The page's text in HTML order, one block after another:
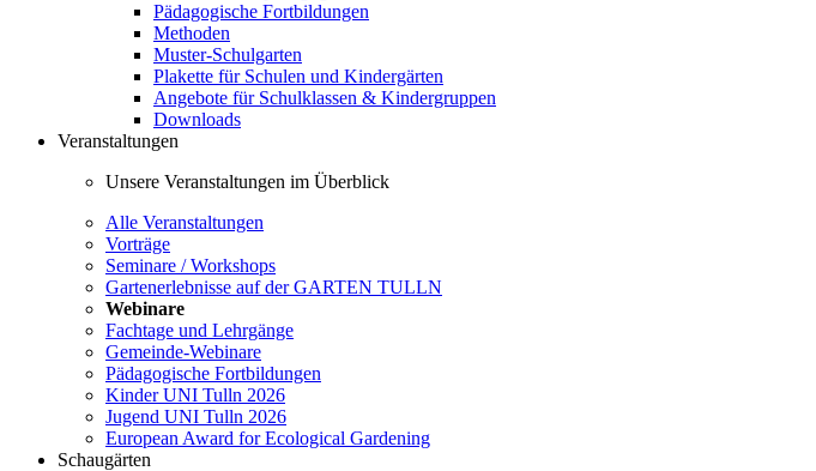
Pädagogische Fortbildungen
Methoden
Muster-Schulgarten
Plakette für Schulen und Kindergärten
Angebote für Schulklassen & Kindergruppen
Downloads
Veranstaltungen
Unsere Veranstaltungen im Überblick
Alle Veranstaltungen
Vorträge
Seminare / Workshops
Gartenerlebnisse auf der GARTEN TULLN
Webinare
Fachtage und Lehrgänge
Gemeinde-Webinare
Pädagogische Fortbildungen
Kinder UNI Tulln 2026
Jugend UNI Tulln 2026
European Award for Ecological Gardening
Schaugärten